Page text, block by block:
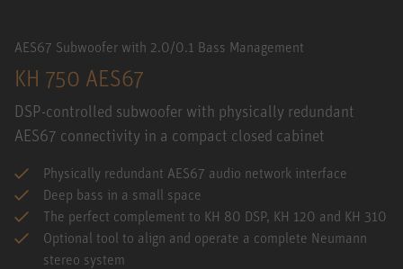
AES67 Subwoofer with 2.0/0.1 Bass Management
KH 750 AES67
DSP-controlled subwoofer with physically redundant
AES67 connectivity in a compact closed cabinet
Physically redundant AES67 audio network interface
Deep bass in a small space
The perfect complement to KH 80 DSP, KH 120 and KH 310
Optional tool to align and operate a complete Neumann
stereo system